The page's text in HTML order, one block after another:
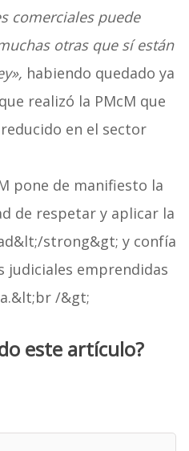
comerciales puede
otras que sí están
habiendo quedado ya
realizó la PMcM que
en el sector
pone de manifiesto la
de respetar y aplicar la
strong&gt; y confía
judiciales emprendidas
/&gt;
este artículo?